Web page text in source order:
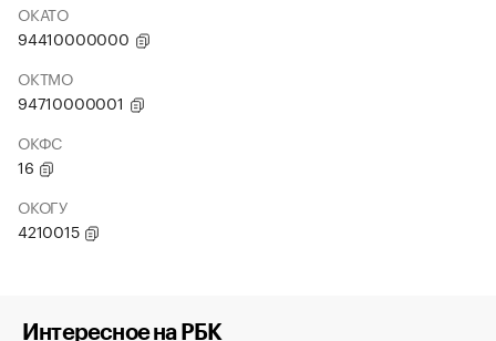
ОКАТО
94410000000
ОКТМО
94710000001
ОКФС
16
ОКОГУ
4210015
Интересное на РБК